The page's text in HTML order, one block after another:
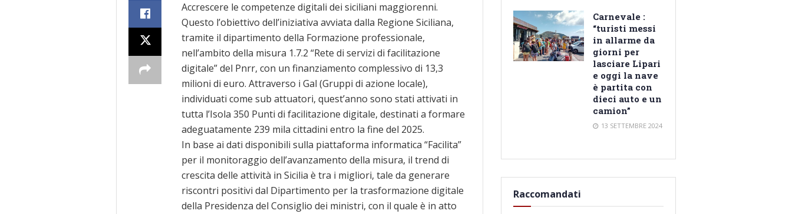
Accrescere le competenze digitali dei siciliani maggiorenni.
Questo l’obiettivo dell’iniziativa avviata dalla Regione Siciliana,
tramite il dipartimento della Formazione professionale,
nell’ambito della misura 1.7.2 “Rete di servizi di facilitazione
digitale” del Pnrr, con un finanziamento complessivo di 13,3
milioni di euro. Attraverso i Gal (Gruppi di azione locale),
individuati come sub attuatori, quest’anno sono stati attivati in
tutta l’Isola 350 Punti di facilitazione digitale, destinati a formare
adeguatamente 239 mila cittadini entro la fine del 2025.
In base ai dati disponibili sulla piattaforma informatica “Facilita”
per il monitoraggio dell’avanzamento della misura, il trend di
crescita delle attività in Sicilia è tra i migliori, tale da generare
riscontri positivi dal Dipartimento per la trasformazione digitale
della Presidenza del Consiglio dei ministri, con il quale è in atto
Carnevale :
“turisti messi
in allarme da
giorni per
lasciare Lipari
e oggi la nave
è partita con
dieci auto e un
camion”
13 SETTEMBRE 2024
Raccomandati